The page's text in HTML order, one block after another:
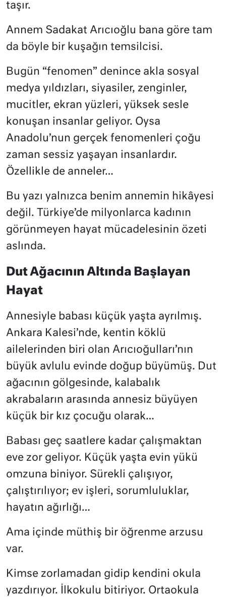
taşır.
Annem Sadakat Arıcıoğlu bana göre tam
da böyle bir kuşağın temsilcisi.
Bugün “fenomen” denince akla sosyal
medya yıldızları, siyasiler, zenginler,
mucitler, ekran yüzleri, yüksek sesle
konuşan insanlar geliyor. Oysa
Anadolu’nun gerçek fenomenleri çoğu
zaman sessiz yaşayan insanlardır.
Özellikle de anneler…
Bu yazı yalnızca benim annemin hikâyesi
değil. Türkiye’de milyonlarca kadının
görünmeyen hayat mücadelesinin özeti
aslında.
Dut Ağacının Altında Başlayan
Hayat
Annesiyle babası küçük yaşta ayrılmış.
Ankara Kalesi’nde, kentin köklü
ailelerinden biri olan Arıcıoğulları’nın
büyük avlulu evinde doğup büyümüş. Dut
ağacının gölgesinde, kalabalık
akrabaların arasında annesiz büyüyen
küçük bir kız çocuğu olarak…
Babası geç saatlere kadar çalışmaktan
eve zor geliyor. Küçük yaşta evin yükü
omzuna biniyor. Sürekli çalışıyor,
çalıştırılıyor; ev işleri, sorumluluklar,
hayatın ağırlığı…
Ama içinde müthiş bir öğrenme arzusu
var.
Kimse zorlamadan gidip kendini okula
yazdırıyor. İlkokulu bitiriyor. Ortaokula